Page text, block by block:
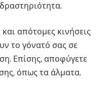
απότομες κινήσεις
το γόνατό σας σε
Επίσης, αποφύγετε
όπως τα άλματα.